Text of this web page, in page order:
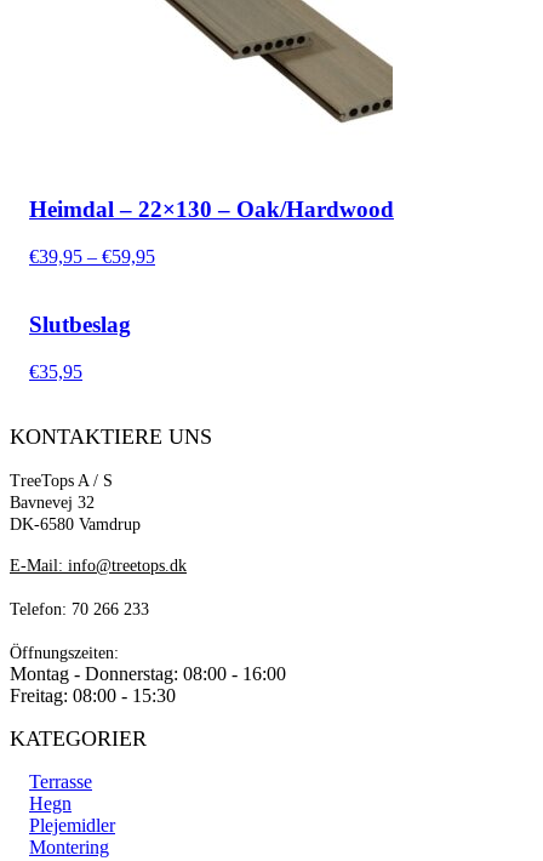
Heimdal – 22×130 – Oak/Hardwood
€39,95 – €59,95Prisinterval:
Slutbeslag
€35,95
KONTAKTIERE UNS
TreeTops A / S
Bavnevej 32
DK-6580 Vamdrup
E-Mail: info@treetops.dk
Telefon: 70 266 233
Öffnungszeiten:
Montag - Donnerstag: 08:00 - 16:00
Freitag: 08:00 - 15:30
KATEGORIER
Terrasse
Hegn
Plejemidler
Montering